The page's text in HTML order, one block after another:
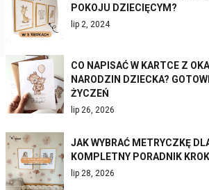
POKOJU DZIECIĘCYM?
lip 2, 2024
CO NAPISAĆ W KARTCE Z
NARODZIN DZIECKA?
ŻYCZEŃ
lip 26, 2026
JAK WYBRAĆ METRYCZKĘ
KOMPLETNY PORADNIK
lip 28, 2026